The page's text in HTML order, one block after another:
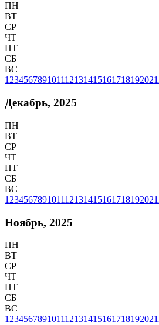
ПН
ВТ
СР
ЧТ
ПТ
СБ
ВС
1 23456789101112131415161718192021
Декабрь, 2025
ПН
ВТ
СР
ЧТ
ПТ
СБ
ВС
1 23456789101112131415161718192021
Ноябрь, 2025
ПН
ВТ
СР
ЧТ
ПТ
СБ
ВС
1 23456789101112131415161718192021